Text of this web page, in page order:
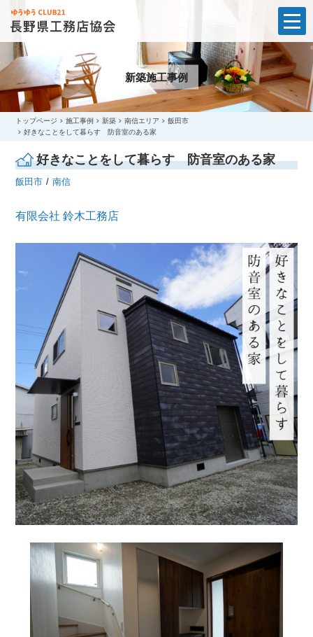
t
o
g
g
l
e
n
a
v
i
o
新築施工事例
トップページ 施工事例 新築 南信エリア
飯田市
好きなことをして暮らす 防音室のある家
好きなことをして暮らす 防音室のある家
飯田市 南信
有限会社 鈴木工務店